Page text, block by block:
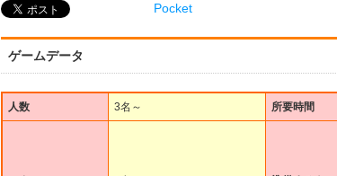
Pocket
ゲームデータ
人数 3名～ 所要時間